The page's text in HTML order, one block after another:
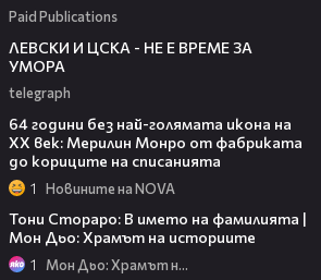
Paid Publications
ЛЕВСКИ И ЦСКА - НЕ Е ВРЕМЕ ЗА
УМОРА
telegraph
64 години без най-голямата икона на
XX век: Мерилин Монро от фабриката
до кориците на списанията
1 Новините на NOVA
Тони Стораро: В името на фамилията |
Мон Дьо: Храмът на историите
1 Мон Дьо: Храмът на историите